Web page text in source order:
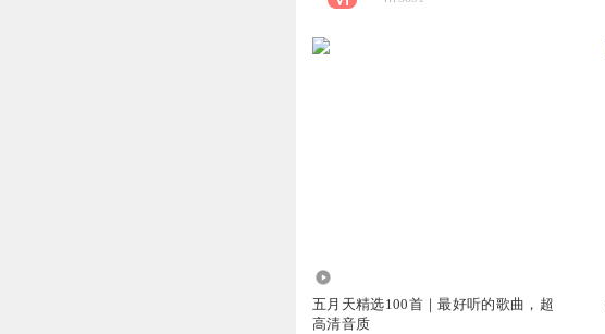
五月天精选100首｜最好听的歌曲，超
高清音质